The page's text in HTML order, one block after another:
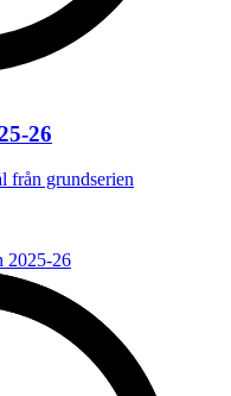
26
från grundserien